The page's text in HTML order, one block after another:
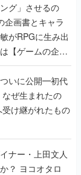
グ」させるの
企画書とキャラ
がRPGに生み出
【ゲームの企画
ついに公開━初代
ぜ生まれたの
け継がれたもの
ナー・上田文人
？ ヨコオタロ